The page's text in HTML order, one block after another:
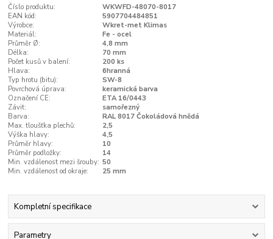
Číslo produktu:
WKWFD-48070-8017
EAN kód:
5907704484851
Výrobce:
Wkret-met Klimas
Materiál:
Fe - ocel
Průměr Ø:
4,8 mm
Délka:
70 mm
Počet kusů v balení:
200 ks
Hlava:
6hranná
Typ hrotu (bitu):
SW-8
Povrchová úprava:
keramická barva
Označení CE:
ETA 16/0443
Závit:
samořezný
Barva:
RAL 8017 Čokoládová hnědá
Max. tloušťka plechů:
2,5
Výška hlavy:
4,5
Průměr hlavy:
10
Průměr podložky:
14
Min. vzdálenost mezi šrouby: 50
Min. vzdálenost od okraje:
25 mm
Kompletní specifikace
Parametry